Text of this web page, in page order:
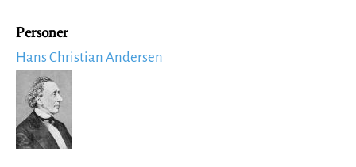
Personer
Hans Christian Andersen
Image